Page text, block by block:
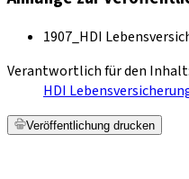
1907_HDI
Verantwortlich für den Inhalt:
HDI
Veröffentlichung drucken